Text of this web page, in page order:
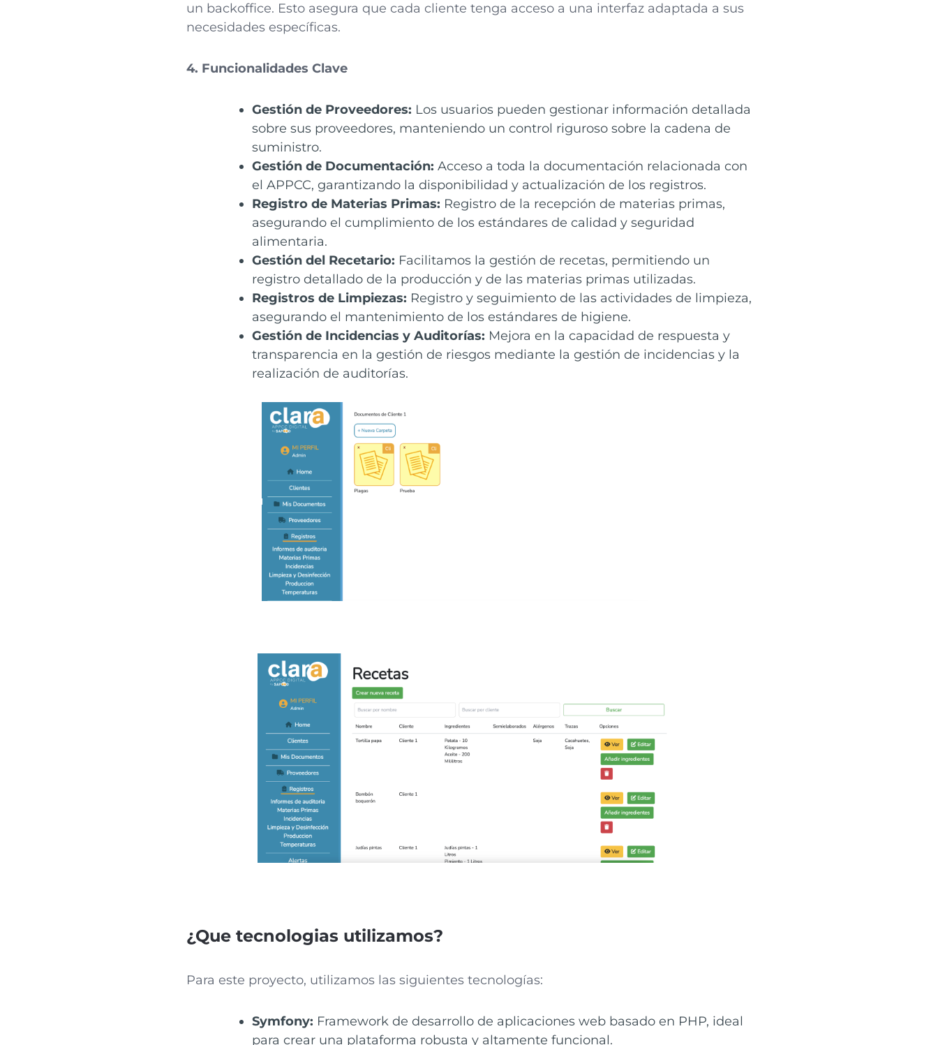
un backoffice. Esto asegura que cada cliente tenga acceso a una interfaz adaptada a sus
necesidades específicas.
4. Funcionalidades Clave
Gestión de Proveedores: Los usuarios pueden gestionar información detallada
sobre sus proveedores, manteniendo un control riguroso sobre la cadena de
suministro.
Gestión de Documentación: Acceso a toda la documentación relacionada con
el APPCC, garantizando la disponibilidad y actualización de los registros.
Registro de Materias Primas: Registro de la recepción de materias primas,
asegurando el cumplimiento de los estándares de calidad y seguridad
alimentaria.
Gestión del Recetario: Facilitamos la gestión de recetas, permitiendo un
registro detallado de la producción y de las materias primas utilizadas.
Registros de Limpiezas: Registro y seguimiento de las actividades de limpieza,
asegurando el mantenimiento de los estándares de higiene.
Gestión de Incidencias y Auditorías: Mejora en la capacidad de respuesta y
transparencia en la gestión de riesgos mediante la gestión de incidencias y la
realización de auditorías.
¿Que tecnologias utilizamos?
Para este proyecto, utilizamos las siguientes tecnologías:
Symfony: Framework de desarrollo de aplicaciones web basado en PHP, ideal
para crear una plataforma robusta y altamente funcional.